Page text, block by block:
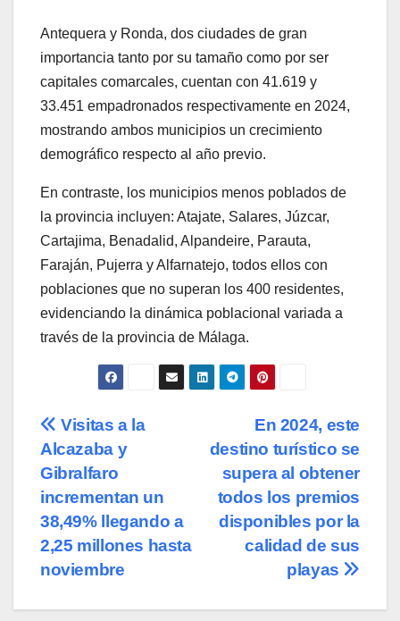
Antequera y Ronda, dos ciudades de gran
importancia tanto por su tamaño como por ser
capitales comarcales, cuentan con 41.619 y
33.451 empadronados respectivamente en 2024,
mostrando ambos municipios un crecimiento
demográfico respecto al año previo.
En contraste, los municipios menos poblados de
la provincia incluyen: Atajate, Salares, Júzcar,
Cartajima, Benadalid, Alpandeire, Parauta,
Faraján, Pujerra y Alfarnatejo, todos ellos con
poblaciones que no superan los 400 residentes,
evidenciando la dinámica poblacional variada a
través de la provincia de Málaga.
Navegación
de
entradas
En 2024, este
destino turístico se
supera al obtener
todos los premios
disponibles por la
calidad de sus
playas
Visitas a la
Alcazaba y
Gibralfaro
incrementan un
38,49% llegando a
2,25 millones hasta
noviembre